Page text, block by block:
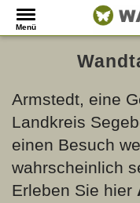
Menü
Armstedt, eine
Landkreis
einen Besuch
wahrscheinlich
Erleben Sie hier